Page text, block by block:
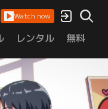
Watch now
レンタル 無料